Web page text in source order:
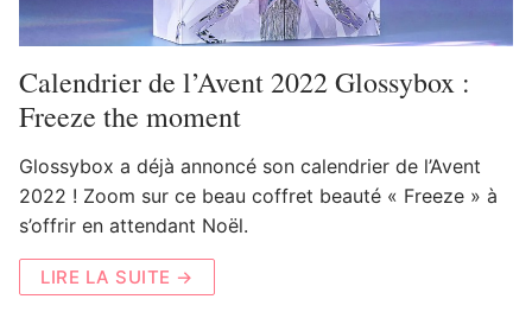
Calendrier de l’Avent 2022 Glossybox :
Freeze the moment
Glossybox a déjà annoncé son calendrier de l’Avent
2022 ! Zoom sur ce beau coffret beauté « Freeze » à
s’offrir en attendant Noël.
LIRE LA SUITE →